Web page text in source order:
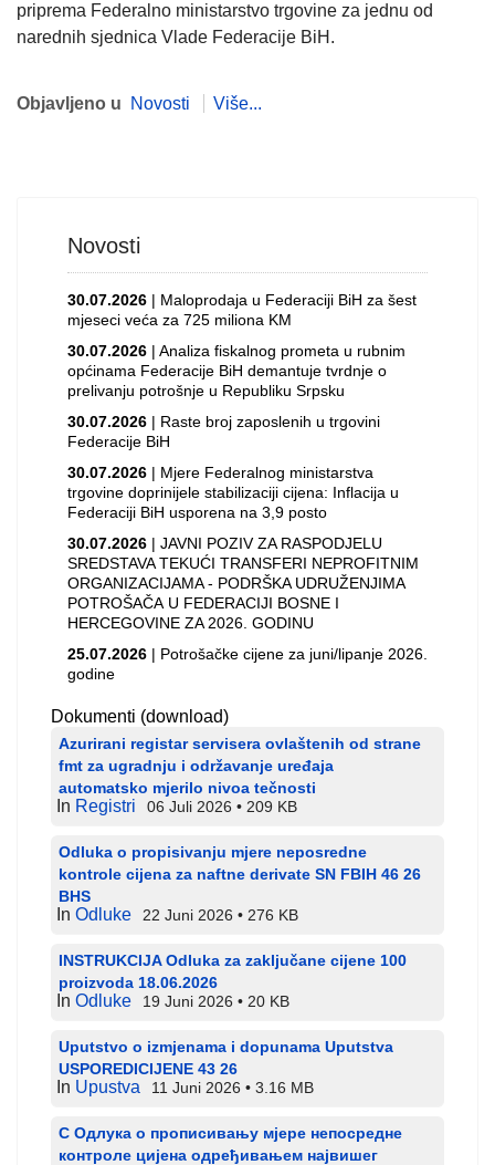
priprema Federalno ministarstvo trgovine za jednu od
narednih sjednica Vlade Federacije BiH.
Objavljeno u Novosti Više...
Novosti
30.07.2026 | Maloprodaja u Federaciji BiH za šest
mjeseci veća za 725 miliona KM
30.07.2026 | Analiza fiskalnog prometa u rubnim
općinama Federacije BiH demantuje tvrdnje o
prelivanju potrošnje u Republiku Srpsku
30.07.2026 | Raste broj zaposlenih u trgovini
Federacije BiH
30.07.2026 | Mjere Federalnog ministarstva
trgovine doprinijele stabilizaciji cijena: Inflacija u
Federaciji BiH usporena na 3,9 posto
30.07.2026 | JAVNI POZIV ZA RASPODJELU
SREDSTAVA TEKUĆI TRANSFERI NEPROFITNIM
ORGANIZACIJAMA - PODRŠKA UDRUŽENJIMA
POTROŠAČA U FEDERACIJI BOSNE I
HERCEGOVINE ZA 2026. GODINU
25.07.2026 | Potrošačke cijene za juni/lipanje 2026.
godine
Dokumenti (download)
Azurirani registar servisera ovlaštenih od strane
fmt za ugradnju i održavanje uređaja
automatsko mjerilo nivoa tečnosti
In Registri 06 Juli 2026 209 KB
Odluka o propisivanju mjere neposredne
kontrole cijena za naftne derivate SN FBIH 46 26
BHS
In Odluke 22 Juni 2026 276 KB
INSTRUKCIJA Odluka za zaključane cijene 100
proizvoda 18.06.2026
In Odluke 19 Juni 2026 20 KB
Uputstvo o izmjenama i dopunama Uputstva
USPOREDICIJENE 43 26
In Upustva 11 Juni 2026 3.16 MB
С Одлука о прописивању мјере непосредне
контроле цијена одређивањем највишег